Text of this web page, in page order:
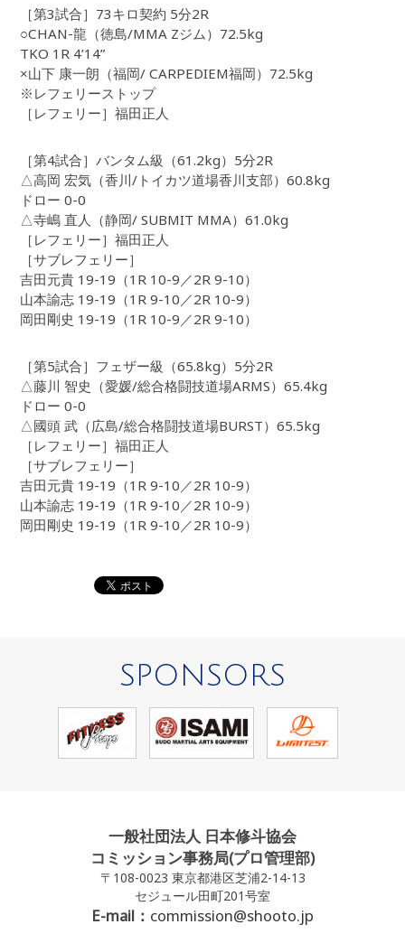
［第3試合］73キロ契約 5分2R
○CHAN-龍（徳島/MMA Zジム）72.5kg
TKO 1R 4’14”
×山下 康一朗（福岡/ CARPEDIEM福岡）72.5kg
※レフェリーストップ
［レフェリー］福田正人
［第4試合］バンタム級（61.2kg）5分2R
△高岡 宏気（香川/トイカツ道場香川支部）60.8kg
ドロー 0-0
△寺嶋 直人（静岡/ SUBMIT MMA）61.0kg
［レフェリー］福田正人
［サブレフェリー］
吉田元貴 19-19（1R 10-9／2R 9-10）
山本諭志 19-19（1R 9-10／2R 10-9）
岡田剛史 19-19（1R 10-9／2R 9-10）
［第5試合］フェザー級（65.8kg）5分2R
△藤川 智史（愛媛/総合格闘技道場ARMS）65.4kg
ドロー 0-0
△國頭 武（広島/総合格闘技道場BURST）65.5kg
［レフェリー］福田正人
［サブレフェリー］
吉田元貴 19-19（1R 9-10／2R 10-9）
山本諭志 19-19（1R 9-10／2R 10-9）
岡田剛史 19-19（1R 9-10／2R 10-9）
SPONSORS
一般社団法人 日本修斗協会
コミッション事務局(プロ管理部)
〒108-0023 東京都港区芝浦2-14-13
セジュール田町201号室
E-mail： commission@shooto.jp